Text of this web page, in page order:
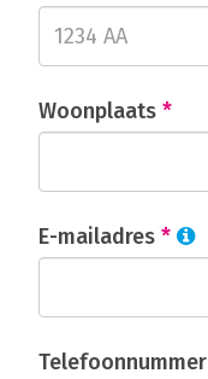
Woonplaats *
E-mailadres *
Telefoonnummer